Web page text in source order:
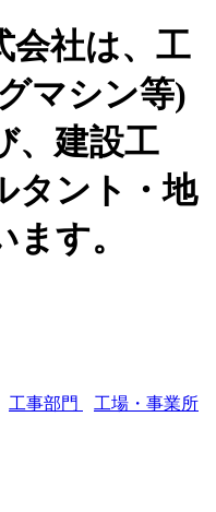
会社は、工
マシン等)
、建設工
タント・地
す。
工事部門
工場・事業所